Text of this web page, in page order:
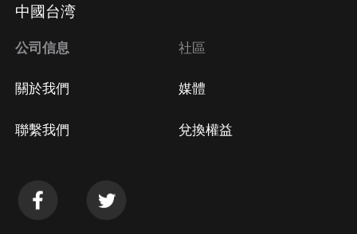
中國台湾
公司信息
關於我們
聯繫我們
社區
媒體
兌換權益